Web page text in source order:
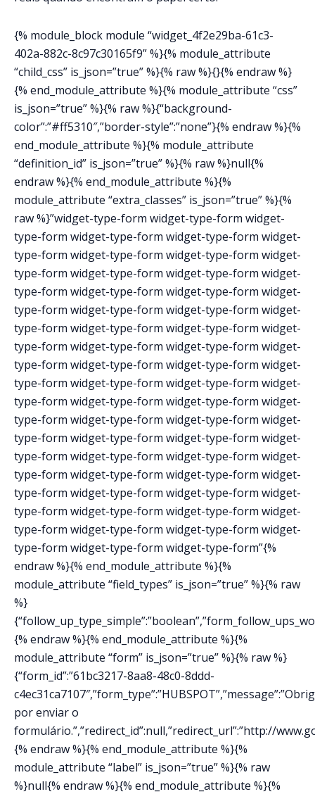
{% module_block module “widget_4f2e29ba-61c3-
402a-882c-8c97c30165f9” %}{% module_attribute
“child_css” is_json=”true” %}{% raw %}{}{% endraw %}
{% end_module_attribute %}{% module_attribute “css”
is_json=”true” %}{% raw %}{“background-
color”:”#ff5310″,”border-style”:”none”}{% endraw %}{%
end_module_attribute %}{% module_attribute
“definition_id” is_json=”true” %}{% raw %}null{%
endraw %}{% end_module_attribute %}{%
module_attribute “extra_classes” is_json=”true” %}{%
raw %}”widget-type-form widget-type-form widget-
type-form widget-type-form widget-type-form widget-
type-form widget-type-form widget-type-form widget-
type-form widget-type-form widget-type-form widget-
type-form widget-type-form widget-type-form widget-
type-form widget-type-form widget-type-form widget-
type-form widget-type-form widget-type-form widget-
type-form widget-type-form widget-type-form widget-
type-form widget-type-form widget-type-form widget-
type-form widget-type-form widget-type-form widget-
type-form widget-type-form widget-type-form widget-
type-form widget-type-form widget-type-form widget-
type-form widget-type-form widget-type-form widget-
type-form widget-type-form widget-type-form widget-
type-form widget-type-form widget-type-form widget-
type-form widget-type-form widget-type-form widget-
type-form widget-type-form widget-type-form widget-
type-form widget-type-form widget-type-form widget-
type-form widget-type-form widget-type-form”{%
endraw %}{% end_module_attribute %}{%
module_attribute “field_types” is_json=”true” %}{% raw
%}
{% endraw %}{% end_module_attribute %}{%
module_attribute “form” is_json=”true” %}{% raw %}
{“form_id”:”61bc3217-8aa8-48c0-8ddd-
por enviar o
formulário.”,”redirect_id”:null,”redirect_url”:”http://
{% endraw %}{% end_module_attribute %}{%
module_attribute “label” is_json=”true” %}{% raw
%}null{% endraw %}{% end_module_attribute %}{%